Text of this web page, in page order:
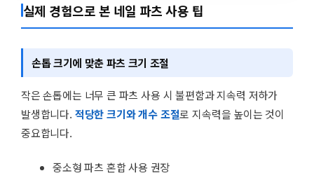
실제 경험으로 본 네일 파츠 사용 팁
손톱 크기에 맞춘 파츠 크기 조절
작은 손톱에는 너무 큰 파츠 사용 시 불편함과 지속력 저하가
발생합니다. 적당한 크기와 개수 조절로 지속력을 높이는 것이
중요합니다.
중소형 파츠 혼합 사용 권장